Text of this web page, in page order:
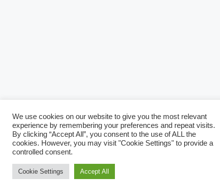
We use cookies on our website to give you the most relevant
experience by remembering your preferences and repeat visits.
By clicking “Accept All”, you consent to the use of ALL the
cookies. However, you may visit "Cookie Settings" to provide a
controlled consent.
Cookie Settings Accept All